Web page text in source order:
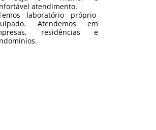
atendimento.
laboratório próprio
Atendemos em
residências e